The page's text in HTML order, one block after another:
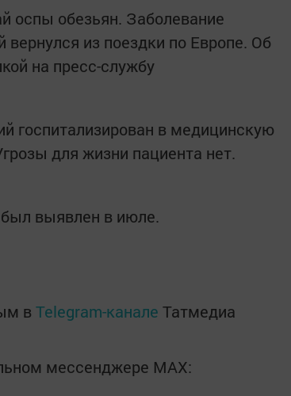
оспы обезьян. Заболевание
из поездки по Европе. Об
на пресс-службу
госпитализирован в медицинскую
для жизни пациента нет.
выявлен в июле.
в Telegram-канале Татмедиа
мессенджере MАХ: